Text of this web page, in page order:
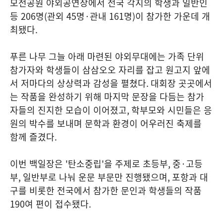
모전공원 야외공연장에서 전국 각지의 학생과 일반인
등 206명(관외 45명·관내 161명)이 참가한 가운데 개
최됐다.
푸른 나무 그늘 아래 마련된 야외무대에는 가족 단위
참가자와 학생들이 삼삼오오 자리를 잡고 원고지 앞에
서 저마다의 상상력과 감성을 펼쳤다. 대회장 곳곳에서
는 작품을 완성하기 위해 마지막 문장을 다듬는 참가
자들의 진지한 모습이 이어졌고, 학부모와 시민들은 응
원의 박수를 보내며 문학과 환경이 어우러진 축제를
함께 즐겼다.
이번 백일장은 '탄소중립'을 주제로 초등부, 중·고등
부, 일반부로 나눠 운문 부문만 진행됐으며, 포항과 대
구를 비롯한 전국에서 참가한 문인과 학생들의 작품
190여 편이 접수됐다.